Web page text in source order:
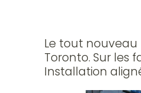
Le tout
Toronto. Sur les
Installation